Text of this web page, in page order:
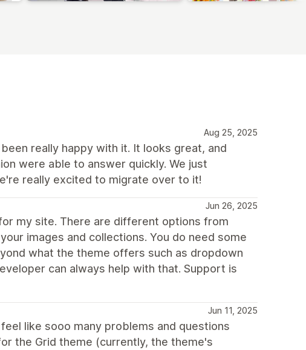
Aug 25, 2025
really happy with it. It looks great, and
were able to answer quickly. We just
really excited to migrate over to it!
Jun 26, 2025
my site. There are different options from
images and collections. You do need some
what the theme offers such as dropdown
can always help with that. Support is
Jun 11, 2025
like sooo many problems and questions
the Grid theme (currently, the theme's